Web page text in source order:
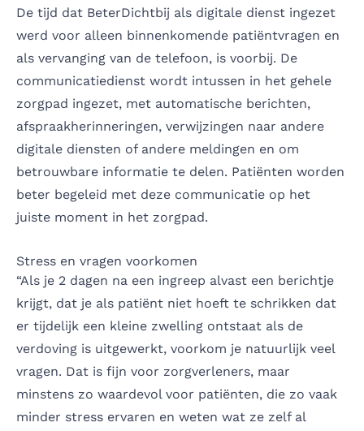
De tijd dat BeterDichtbij als digitale dienst ingezet
werd voor alleen binnenkomende patiëntvragen en
als vervanging van de telefoon, is voorbij. De
communicatiedienst wordt intussen in het gehele
zorgpad ingezet, met automatische berichten,
afspraakherinneringen, verwijzingen naar andere
digitale diensten of andere meldingen en om
betrouwbare informatie te delen. Patiënten worden
beter begeleid met deze communicatie op het
juiste moment in het zorgpad.
Stress en vragen voorkomen
“Als je 2 dagen na een ingreep alvast een berichtje
krijgt, dat je als patiënt niet hoeft te schrikken dat
er tijdelijk een kleine zwelling ontstaat als de
verdoving is uitgewerkt, voorkom je natuurlijk veel
vragen. Dat is fijn voor zorgverleners, maar
minstens zo waardevol voor patiënten, die zo vaak
minder stress ervaren en weten wat ze zelf al